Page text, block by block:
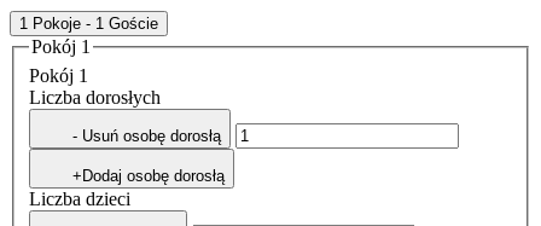
1 Pokoje - 1 Goście
Pokój 1
Pokój 1
Liczba dorosłych
- Usuń osobę dorosłą
+Dodaj osobę dorosłą
Liczba dzieci